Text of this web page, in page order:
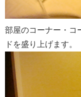
部屋のコーナー・コ
ドを盛り上げます。